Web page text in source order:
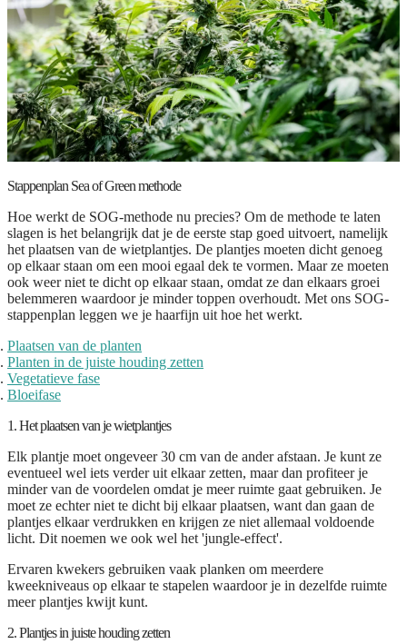
Stappenplan Sea of Green methode
Hoe werkt de SOG-methode nu precies? Om de methode te laten
slagen is het belangrijk dat je de eerste stap goed uitvoert, namelijk
het plaatsen van de wietplantjes. De plantjes moeten dicht genoeg
op elkaar staan om een mooi egaal dek te vormen. Maar ze moeten
ook weer niet te dicht op elkaar staan, omdat ze dan elkaars groei
belemmeren waardoor je minder toppen overhoudt. Met ons SOG-
stappenplan leggen we je haarfijn uit hoe het werkt.
Plaatsen van de planten
Planten in de juiste houding zetten
Vegetatieve fase
Bloeifase
1. Het plaatsen van je wietplantjes
Elk plantje moet ongeveer 30 cm van de ander afstaan. Je kunt ze
eventueel wel iets verder uit elkaar zetten, maar dan profiteer je
minder van de voordelen omdat je meer ruimte gaat gebruiken. Je
moet ze echter niet te dicht bij elkaar plaatsen, want dan gaan de
plantjes elkaar verdrukken en krijgen ze niet allemaal voldoende
licht. Dit noemen we ook wel het 'jungle-effect'.
Ervaren kwekers gebruiken vaak planken om meerdere
kweekniveaus op elkaar te stapelen waardoor je in dezelfde ruimte
meer plantjes kwijt kunt.
2. Plantjes in juiste houding zetten